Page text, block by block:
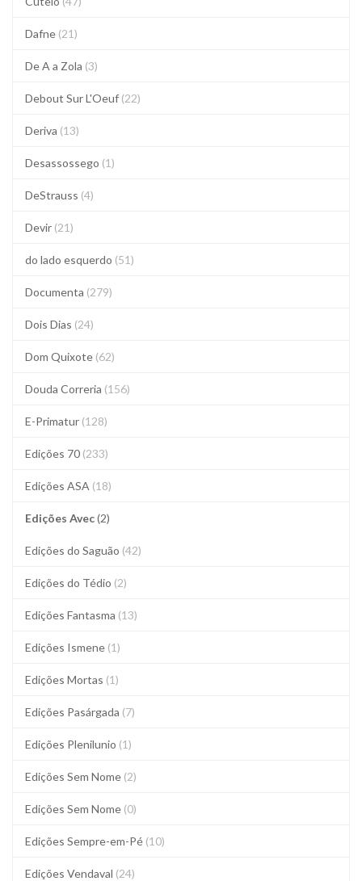
Dafne (21)
De A a Zola (3)
Debout Sur L'Oeuf (22)
Deriva (13)
Desassossego (1)
DeStrauss (4)
Devir (21)
do lado esquerdo (51)
Documenta (279)
Dois Dias (24)
Dom Quixote (62)
Douda Correria (156)
E-Primatur (128)
Edições 70 (233)
Edições ASA (18)
Edições Avec(2)
Edições do Saguão (42)
Edições do Tédio (2)
Edições Fantasma (13)
Edições Ismene (1)
Edições Mortas (1)
Edições Pasárgada (7)
Edições Plenilunio (1)
Edições Sem Nome (2)
Edições Sem Nome (0)
Edições Sempre-em-Pé (10)
Edições Vendaval (24)